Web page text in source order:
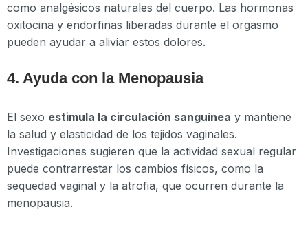
como analgésicos naturales del cuerpo. Las hormonas
oxitocina y endorfinas liberadas durante el orgasmo
pueden ayudar a aliviar estos dolores.
4. Ayuda con la Menopausia
El sexo estimula la circulación sanguínea y mantiene
la salud y elasticidad de los tejidos vaginales.
Investigaciones sugieren que la actividad sexual regular
puede contrarrestar los cambios físicos, como la
sequedad vaginal y la atrofia, que ocurren durante la
menopausia.